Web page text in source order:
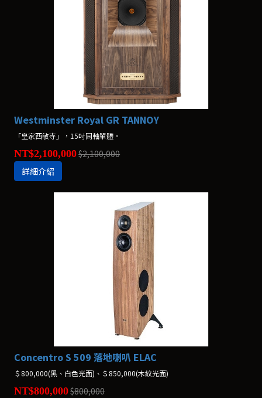
Westminster Royal GR TANNOY
「皇家西敏寺」，15吋同軸單體。
NT$2,100,000$2,100,000
詳細介紹
Concentro S 509 落地喇叭 ELAC
＄800,000(黑、白色光面)、＄850,000(木紋光面)
NT$800,000$800,000